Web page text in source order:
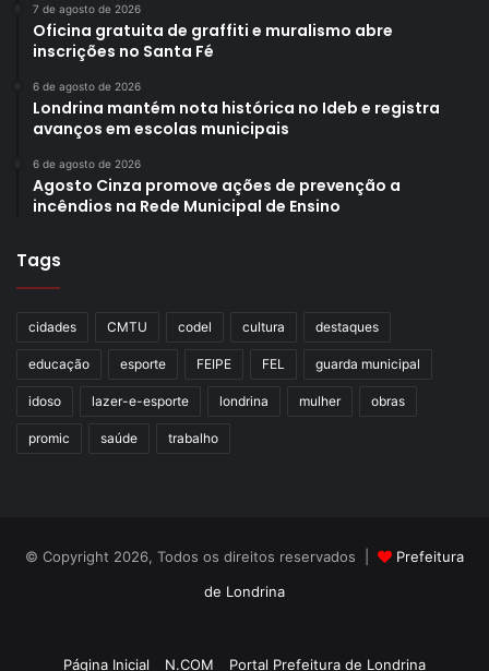
7 de agosto de 2026
Oficina gratuita de graffiti e muralismo abre
inscrições no Santa Fé
6 de agosto de 2026
Londrina mantém nota histórica no Ideb e registra
avanços em escolas municipais
6 de agosto de 2026
Agosto Cinza promove ações de prevenção a
incêndios na Rede Municipal de Ensino
Tags
cidades CMTU codel cultura destaques
educação esporte FEIPE FEL guarda municipal
idoso lazer-e-esporte londrina mulher obras
promic saúde trabalho
© Copyright 2026, Todos os direitos reservados |
Prefeitura
de Londrina
Página Inicial N.COM Portal Prefeitura de Londrina